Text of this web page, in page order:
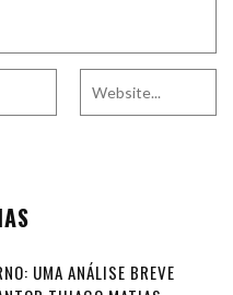
UMA ANÁLISE BREVE